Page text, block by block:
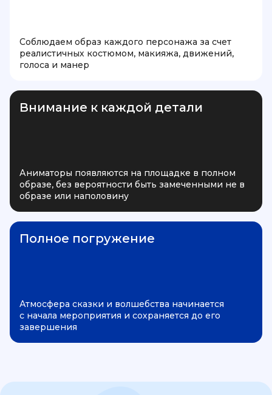
Соблюдаем образ каждого персонажа за счет
реалистичных костюмом, макияжа, движений,
голоса и манер
Внимание к каждой детали
Аниматоры появляются на площадке в полном
образе, без вероятности быть замеченными не в
образе или наполовину
Полное погружение
Атмосфера сказки и волшебства начинается
с начала мероприятия и сохраняется до его
завершения